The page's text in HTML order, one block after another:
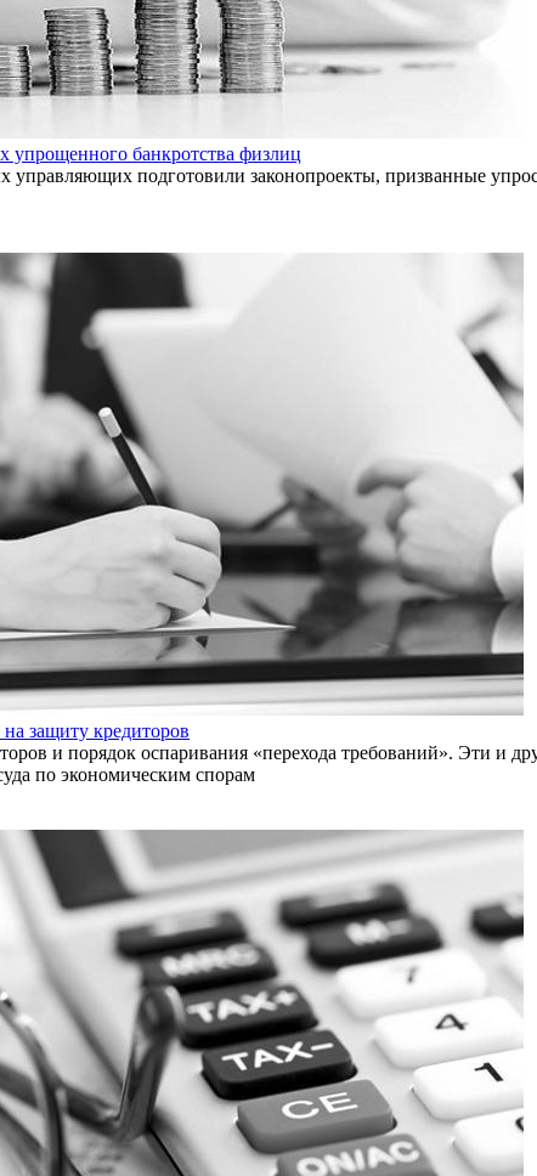
упрощенного банкротства физлиц
подготовили законопроекты, призванные
защиту кредиторов
и порядок оспаривания «перехода требований». Эти и
по экономическим спорам